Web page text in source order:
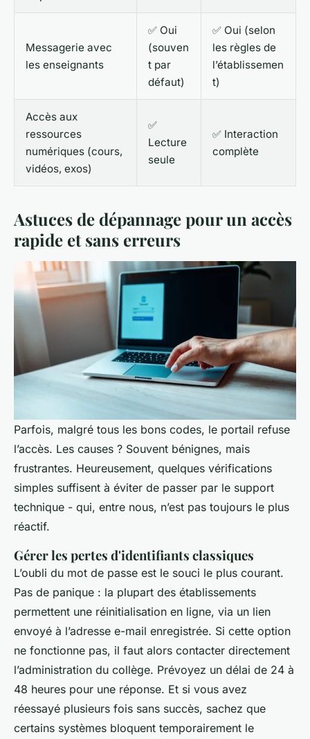
Messagerie avec
les enseignants
✅ Oui
(souven
t par
défaut)
✅ Oui (selon
les règles de
l’établissemen
t)
Accès aux
ressources
numériques (cours,
vidéos, exos)
✅
Lecture
seule
✅ Interaction
complète
Astuces de dépannage pour un accès
rapide et sans erreurs
Parfois, malgré tous les bons codes, le portail refuse
l’accès. Les causes ? Souvent bénignes, mais
frustrantes. Heureusement, quelques vérifications
simples suffisent à éviter de passer par le support
technique - qui, entre nous, n’est pas toujours le plus
réactif.
Gérer les pertes d'identifiants classiques
L’oubli du mot de passe est le souci le plus courant.
Pas de panique : la plupart des établissements
permettent une réinitialisation en ligne, via un lien
envoyé à l’adresse e-mail enregistrée. Si cette option
ne fonctionne pas, il faut alors contacter directement
l’administration du collège. Prévoyez un délai de 24 à
48 heures pour une réponse. Et si vous avez
réessayé plusieurs fois sans succès, sachez que
certains systèmes bloquent temporairement le